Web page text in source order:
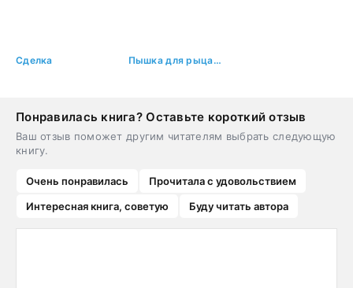
Сделка Пышка для рыцаря
Понравилась книга? Оставьте короткий отзыв
Ваш отзыв поможет другим читателям выбрать следующую
книгу.
Очень понравилась
Прочитала с удовольствием
Интересная книга, советую
Буду читать автора